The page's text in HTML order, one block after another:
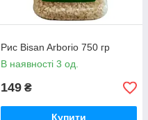
Рис Bisan Arborio 750 гр
В наявності 3 од.
149 ₴
Купити